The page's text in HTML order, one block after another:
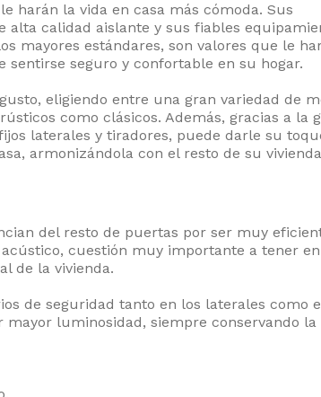
harán la vida en casa más cómoda. Sus
alta calidad aislante y sus fiables
mayores estándares, son valores que le
seguro y confortable en su hogar.
eligiendo entre una gran variedad de
como clásicos. Además, gracias a la
laterales y tiradores, puede darle su
armonizándola con el resto de su
del resto de puertas por ser muy
cuestión muy importante a tener en
de la vivienda.
de seguridad tanto en los laterales como
luminosidad, siempre conservando la